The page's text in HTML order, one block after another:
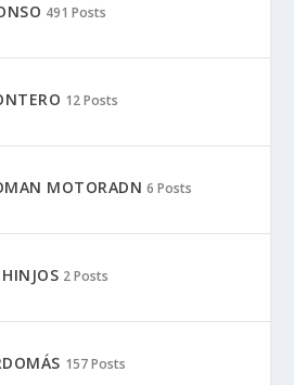
491 Posts
12 Posts
MOTORADN 6 Posts
2 Posts
157 Posts